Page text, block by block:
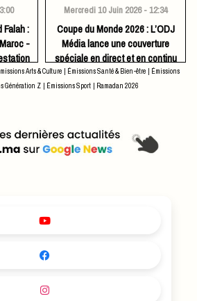
:
-
Mercredi 10 Juin 2026 - 12:34
​Coupe du Monde 2026 : L’ODJ
Média lance une couverture
spéciale en direct et en continu
Arts & Culture | Émissions Santé & Bien-être | Émissions
Génération Z | Émissions Sport | Ramadan 2026